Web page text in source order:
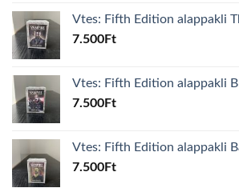
Vtes: Fifth Edition alappakli
7.500Ft
Vtes: Fifth Edition alappakli
7.500Ft
Vtes: Fifth Edition alappakli
7.500Ft